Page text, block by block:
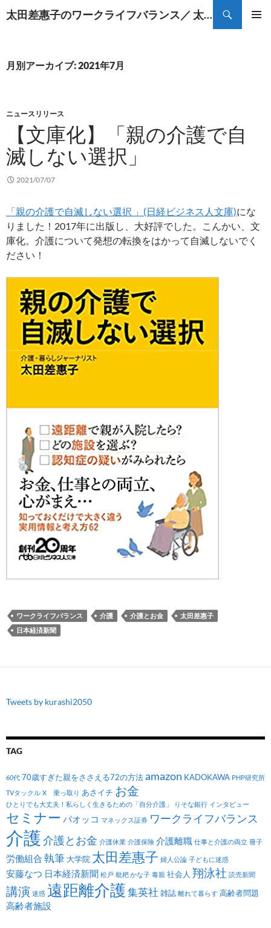
ン
ツ
太田差惠子のワークライフバランス／ 太田差恵子の遠距離介護
検
索
月別アーカイブ: 2021年7月
ニュースリリース
【文庫化】「親の介護で自
滅しない選択」
2021/07/07
「親の介護で自滅しない選択 」(日経ビジネス人文庫)にな
りました！2017年に出版し、大好評でした。こんかい、文
庫化。介護について発想の転換をはかって自滅しないでく
ださい！
ワークライフバランス 介護 介護とお金
太田差惠子
日本経済新聞
Tweets by kurashi2050
TAG
60代 70歳すぎた親をささえる72の方法amazon KADOKAWA PHP研究所
TVタックル X 乗っ取り あさイチ お金
ひとりでも大丈夫！私らしく生きるための「自分介護」 りそな銀行 インタビュー
セミナー パオッコ マネックス証券 ワークライフバランス
介護介護とお金 介護休業 介護保険 介護離職 仕事と介護の両立 冊子
労働組合 執筆 大学院 太田差惠子 婦人公論 子どもに迷惑
安藤なつ 日本経済新聞 松戸 枇杷 かな子 毒親 社会人 翔泳社 読売新聞
講演 迷惑 遠距離介護 集英社 雑誌 離れて暮らす 高齢者問題
高齢者施設